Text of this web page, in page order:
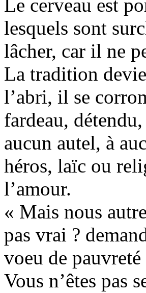
Le cerveau est
lesquels sont
lâcher, car il ne
La tradition
l’abri, il se
fardeau,
aucun autel, à
héros, laïc ou
l’amour.
« Mais nous
pas vrai ?
voeu de
Vous n’êtes pas